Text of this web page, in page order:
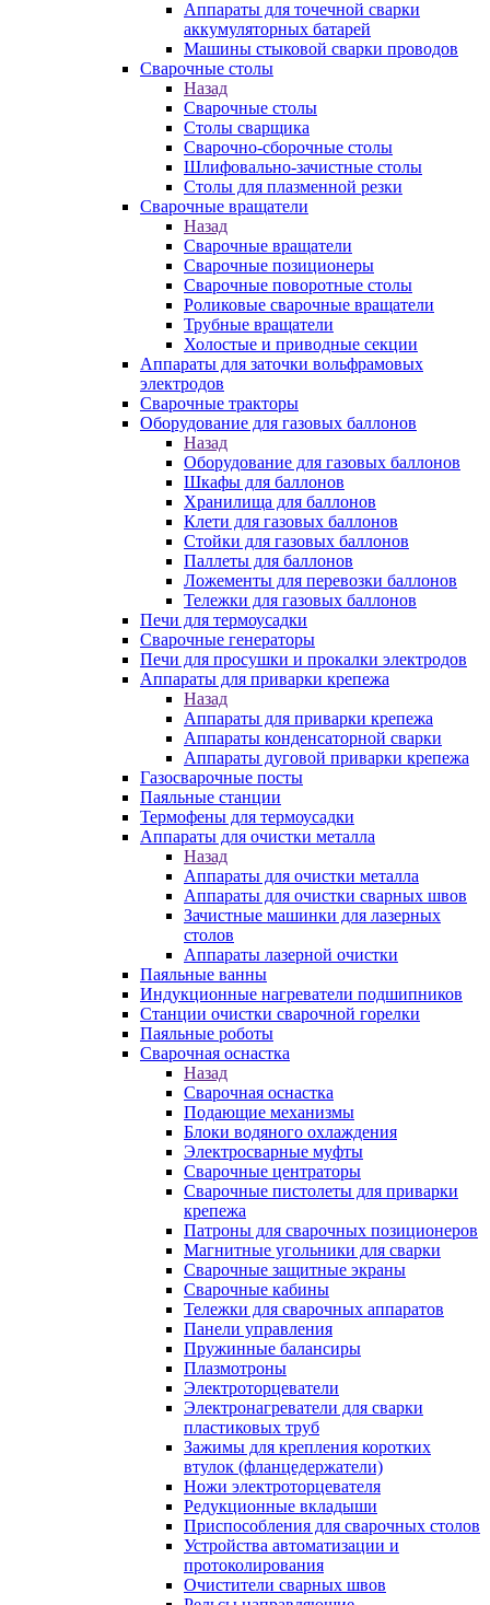
Аппараты для точечной сварки
аккумуляторных батарей
Машины стыковой сварки проводов
Сварочные столы
Назад
Сварочные столы
Столы сварщика
Сварочно-сборочные столы
Шлифовально-зачистные столы
Столы для плазменной резки
Сварочные вращатели
Назад
Сварочные вращатели
Сварочные позиционеры
Сварочные поворотные столы
Роликовые сварочные вращатели
Трубные вращатели
Холостые и приводные секции
Аппараты для заточки вольфрамовых
электродов
Сварочные тракторы
Оборудование для газовых баллонов
Назад
Оборудование для газовых баллонов
Шкафы для баллонов
Хранилища для баллонов
Клети для газовых баллонов
Стойки для газовых баллонов
Паллеты для баллонов
Ложементы для перевозки баллонов
Тележки для газовых баллонов
Печи для термоусадки
Сварочные генераторы
Печи для просушки и прокалки электродов
Аппараты для приварки крепежа
Назад
Аппараты для приварки крепежа
Аппараты конденсаторной сварки
Аппараты дуговой приварки крепежа
Газосварочные посты
Паяльные станции
Термофены для термоусадки
Аппараты для очистки металла
Назад
Аппараты для очистки металла
Аппараты для очистки сварных швов
Зачистные машинки для лазерных
столов
Аппараты лазерной очистки
Паяльные ванны
Индукционные нагреватели подшипников
Станции очистки сварочной горелки
Паяльные роботы
Сварочная оснастка
Назад
Сварочная оснастка
Подающие механизмы
Блоки водяного охлаждения
Электросварные муфты
Сварочные центраторы
Сварочные пистолеты для приварки
крепежа
Патроны для сварочных позиционеров
Магнитные угольники для сварки
Сварочные защитные экраны
Сварочные кабины
Тележки для сварочных аппаратов
Панели управления
Пружинные балансиры
Плазмотроны
Электроторцеватели
Электронагреватели для сварки
пластиковых труб
Зажимы для крепления коротких
втулок (фланцедержатели)
Ножи электроторцевателя
Редукционные вкладыши
Приспособления для сварочных столов
Устройства автоматизации и
протоколирования
Очистители сварных швов